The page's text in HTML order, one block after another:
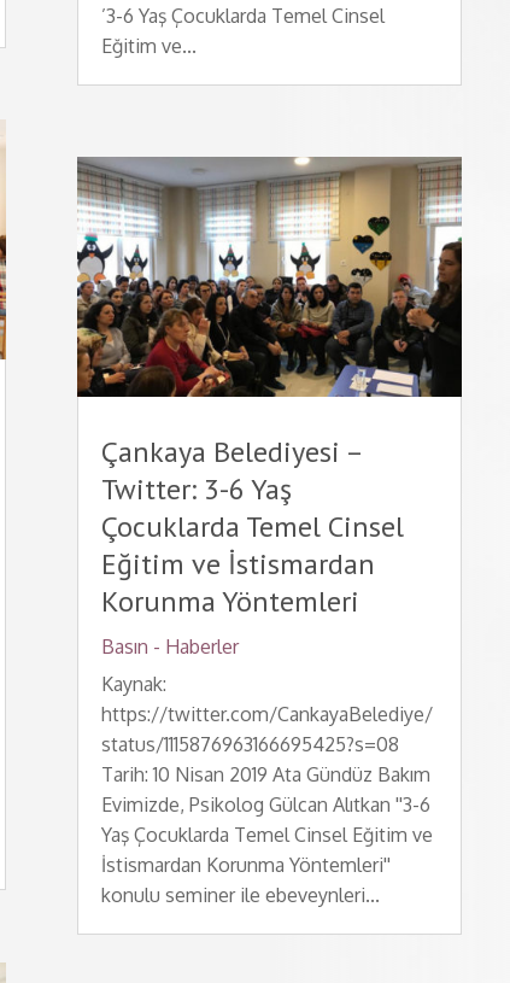
’3-6 Yaş Çocuklarda Temel Cinsel
Eğitim ve...
Çankaya Belediyesi –
Twitter: 3-6 Yaş
Çocuklarda Temel Cinsel
Eğitim ve İstismardan
Korunma Yöntemleri
Basın - Haberler
Kaynak:
https://twitter.com/CankayaBelediye/
status/1115876963166695425?s=08
Tarih: 10 Nisan 2019 Ata Gündüz Bakım
Evimizde, Psikolog Gülcan Alıtkan ''3-6
Yaş Çocuklarda Temel Cinsel Eğitim ve
İstismardan Korunma Yöntemleri''
konulu seminer ile ebeveynleri...